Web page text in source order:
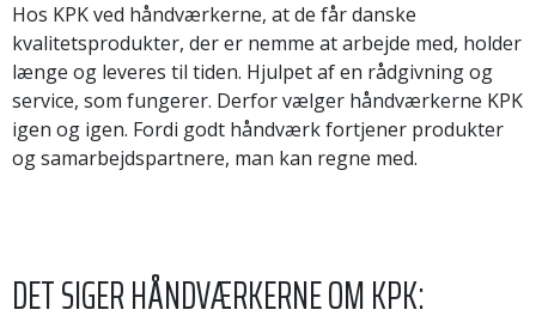
Hos KPK ved håndværkerne, at de får danske
kvalitetsprodukter, der er nemme at arbejde med, holder
længe og leveres til tiden. Hjulpet af en rådgivning og
service, som fungerer. Derfor vælger håndværkerne KPK
igen og igen. Fordi godt håndværk fortjener produkter
og samarbejdspartnere, man kan regne med.
DET SIGER HÅNDVÆRKERNE OM KPK: